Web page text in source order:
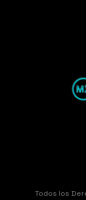
Todos los